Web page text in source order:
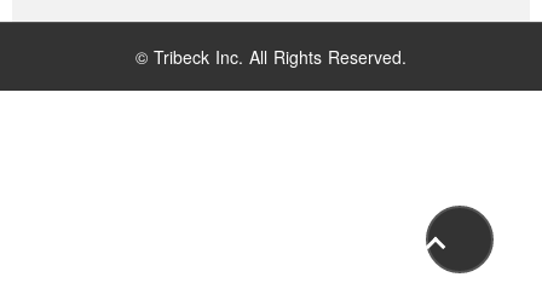
© Tribeck Inc. All Rights Reserved.